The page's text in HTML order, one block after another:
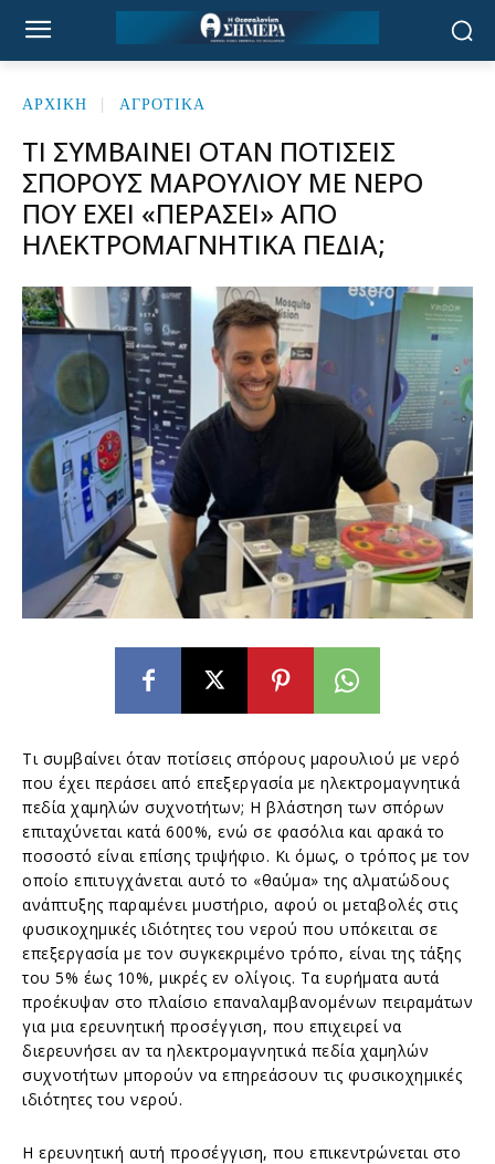
ΑΡΧΙΚΉ ΑΓΡΟΤΙΚΑ
ΤΙ ΣΥΜΒΑΊΝΕΙ ΌΤΑΝ ΠΟΤΊΣΕΙΣ
ΣΠΌΡΟΥΣ ΜΑΡΟΥΛΙΟΎ ΜΕ ΝΕΡΌ
ΠΟΥ ΈΧΕΙ «ΠΕΡΆΣΕΙ» ΑΠΌ
ΗΛΕΚΤΡΟΜΑΓΝΗΤΙΚΆ ΠΕΔΊΑ;
Τι συμβαίνει όταν ποτίσεις σπόρους μαρουλιού με νερό
που έχει περάσει από επεξεργασία με ηλεκτρομαγνητικά
πεδία χαμηλών συχνοτήτων; Η βλάστηση των σπόρων
επιταχύνεται κατά 600%, ενώ σε φασόλια και αρακά το
ποσοστό είναι επίσης τριψήφιο. Κι όμως, ο τρόπος με τον
οποίο επιτυγχάνεται αυτό το «θαύμα» της αλματώδους
ανάπτυξης παραμένει μυστήριο, αφού οι μεταβολές στις
φυσικοχημικές ιδιότητες του νερού που υπόκειται σε
επεξεργασία με τον συγκεκριμένο τρόπο, είναι της τάξης
του 5% έως 10%, μικρές εν ολίγοις. Τα ευρήματα αυτά
προέκυψαν στο πλαίσιο επαναλαμβανομένων πειραμάτων
για μια ερευνητική προσέγγιση, που επιχειρεί να
διερευνήσει αν τα ηλεκτρομαγνητικά πεδία χαμηλών
συχνοτήτων μπορούν να επηρεάσουν τις φυσικοχημικές
ιδιότητες του νερού.
Η ερευνητική αυτή προσέγγιση, που επικεντρώνεται στο